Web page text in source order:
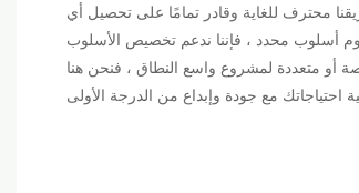
محترف للغاية وقادر تمامًا على تحصيل أي
أسلوب محدد ، فإننا ندعم تخصيص الأسلوب
أو متعددة لمشروع واسع النطاق ، فنحن هنا